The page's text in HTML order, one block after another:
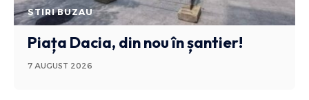
STIRI BUZAU
Piața Dacia, din nou în șantier!
7 AUGUST 2026